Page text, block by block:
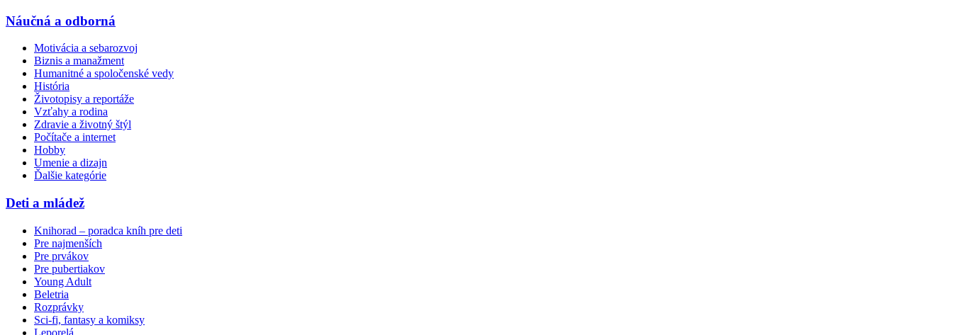
Náučná a odborná
Motivácia a sebarozvoj
Biznis a manažment
Humanitné a spoločenské vedy
História
Životopisy a reportáže
Vzťahy a rodina
Zdravie a životný štýl
Počítače a internet
Hobby
Umenie a dizajn
Ďalšie kategórie
Deti a mládež
Knihorad – poradca kníh pre deti
Pre najmenších
Pre prvákov
Pre pubertiakov
Young Adult
Beletria
Rozprávky
Sci-fi, fantasy a komiksy
Leporelá